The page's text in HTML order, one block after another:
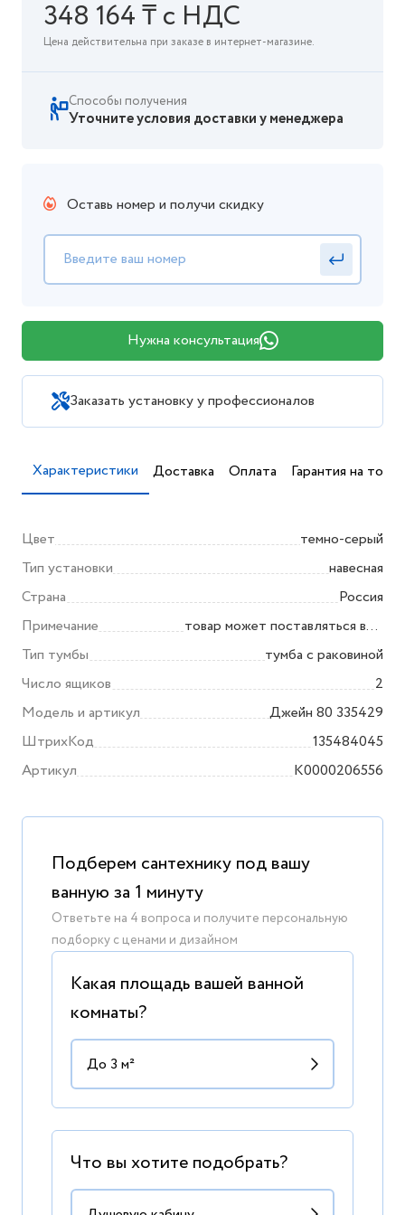
348 164 ₸ с НДС
Цена действительна при заказе в интернет-магазине.
Способы получения
Уточните условия доставки у менеджера
Оставь номер и получи скидку
Нужна консультация
Заказать установку у профессионалов
Характеристики Доставка Оплата Гарантия на товар
Цвет
темно-серый
Тип установки
навесная
Страна
Россия
Примечание
товар может поставляться в
разобранном виде (по поводу
сборки уточняйте у продавца)
Тип тумбы
тумба с раковиной
Число ящиков
2
Модель и артикул
Джейн 80 335429
ШтрихКод
135484045
Артикул
K0000206556
Подберем сантехнику под вашу
ванную за 1 минуту
Ответьте на 4 вопроса и получите персональную
подборку с ценами и дизайном
Какая площадь вашей ванной
комнаты?
Что вы хотите подобрать?